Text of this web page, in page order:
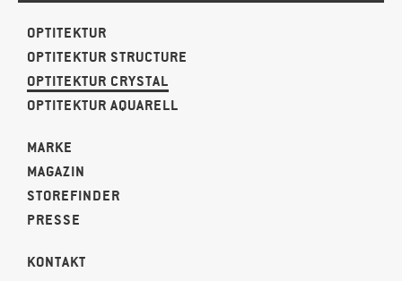
OPTITEKTUR
OPTITEKTUR STRUCTURE
OPTITEKTUR CRYSTAL
OPTITEKTUR AQUARELL
MARKE
MAGAZIN
STOREFINDER
PRESSE
KONTAKT